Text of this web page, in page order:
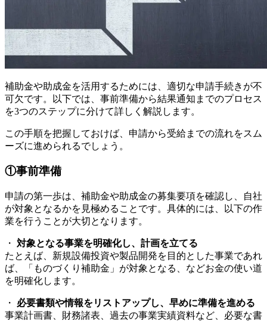
補助金や助成金を活用するためには、適切な申請手続きが不
可欠です。以下では、事前準備から結果通知までのプロセス
を3つのステップに分けて詳しく解説します。
この手順を把握しておけば、申請から受給までの流れをスム
ーズに進められるでしょう。
①事前準備
申請の第一歩は、補助金や助成金の募集要項を確認し、自社
が対象となるかを見極めることです。具体的には、以下の作
業を行うことが大切となります。
・ 対象となる事業を明確化し、計画を立てる
たとえば、新規設備投資や製品開発を目的とした事業であれ
ば、「ものづくり補助金」が対象となる、などお金の使い道
を明確化します。
・ 必要書類や情報をリストアップし、早めに準備を進める
事業計画書、財務諸表、過去の事業実績資料など、必要な書